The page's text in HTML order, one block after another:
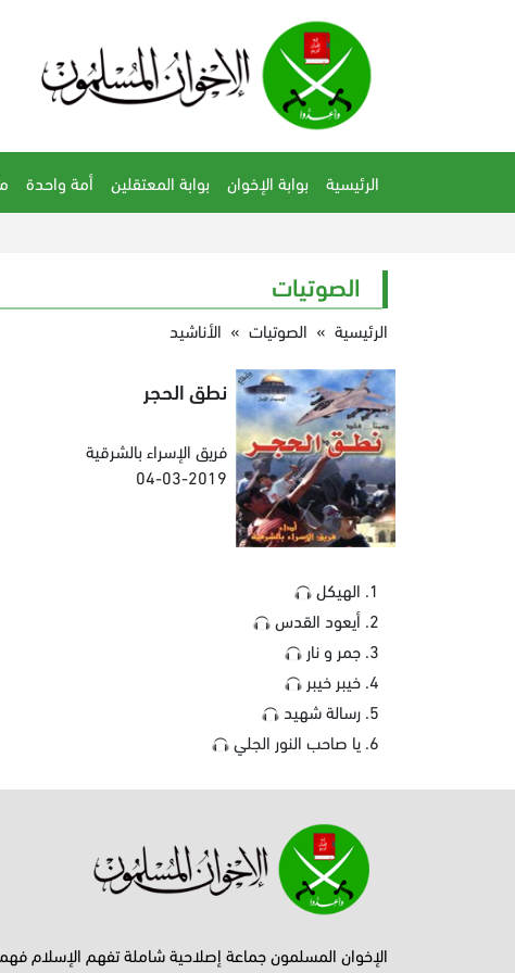
الرئيسية بوابة الإخوان بوابة المعتقلين أمة واحدة
الصوتيات
الرئيسية » الصوتيات » الأناشيد
نطق الحجر
فريق الإسراء بالشرقية
04-03-2019
الهيكل
أيعود القدس
جمر و نار
خيبر خيبر
رسالة شهيد
يا صاحب النور الجلي
الإخوان المسلمون جماعة إصلاحية شاملة تفهم الإسلام